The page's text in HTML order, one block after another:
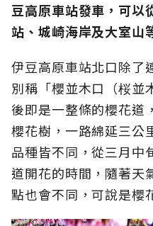
豆高原車站發車，可以
站、城崎海岸及大室山
伊豆高原車站北口除了
別稱「櫻並木口（桜並
後即是一整條的櫻花道
櫻花樹，一路綿延三公
品種皆不同，從三月中
道開花的時間，隨著天
點也會不同，可說是櫻